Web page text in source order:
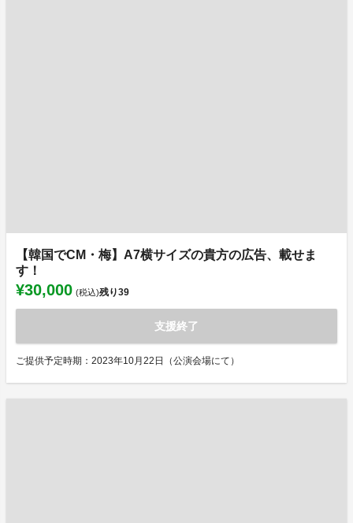
【韓国でCM・梅】A7横サイズの貴方の広告、載せま
す！
¥30,000 (税込)残り39
支援終了
ご提供予定時期：2023年10月22日（公演会場にて）